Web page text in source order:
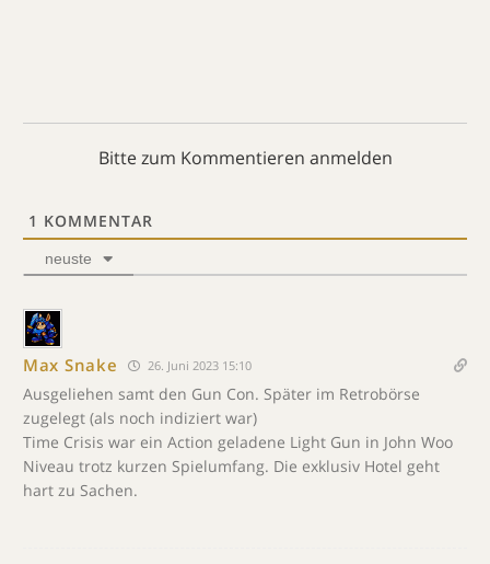
Bitte zum Kommentieren anmelden
1 KOMMENTAR
neuste
Max Snake 26. Juni 2023 15:10
Ausgeliehen samt den Gun Con. Später im Retrobörse
zugelegt (als noch indiziert war)
Time Crisis war ein Action geladene Light Gun in John Woo
Niveau trotz kurzen Spielumfang. Die exklusiv Hotel geht
hart zu Sachen.